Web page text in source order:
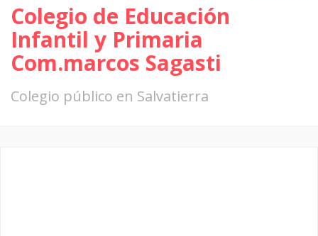
Colegio de Educación
Infantil y Primaria
Com.marcos Sagasti
Colegio público en Salvatierra